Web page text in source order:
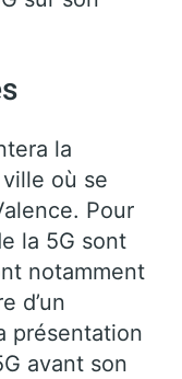
la
où se
Pour
la 5G sont
notamment
d’un
présentation
avant son